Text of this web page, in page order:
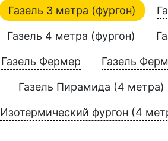
Газель 3 метра (фургон)
Газель 4 метра (фургон)
Газель Фермер Газель
Газель Пирамида (4 метра)
Изотермический фургон (4